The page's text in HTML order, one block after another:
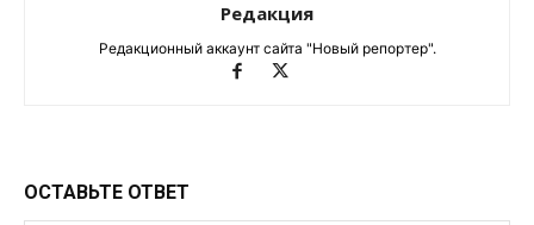
Редакция
Редакционный аккаунт сайта "Новый репортер".
ОСТАВЬТЕ ОТВЕТ